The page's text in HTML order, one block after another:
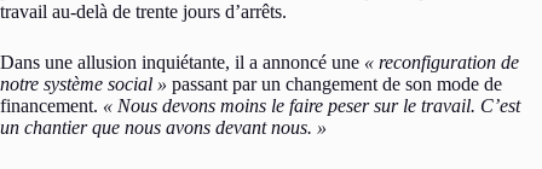
travail au-delà de trente jours d’arrêts.
Dans une allusion inquiétante, il a annoncé une « reconfiguration de
notre système social » passant par un changement de son mode de
financement. « Nous devons moins le faire peser sur le travail. C’est
un chantier que nous avons devant nous. »